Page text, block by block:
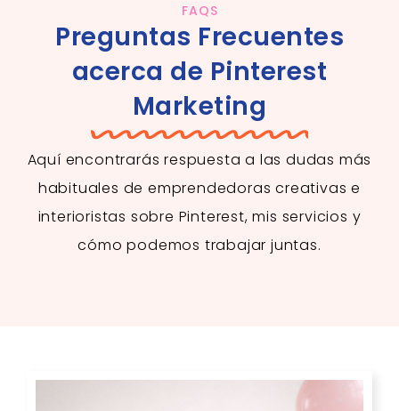
FAQS
Preguntas Frecuentes
acerca de Pinterest
Marketing
Aquí encontrarás respuesta a las dudas más
habituales de emprendedoras creativas e
interioristas sobre Pinterest, mis servicios y
cómo podemos trabajar juntas.